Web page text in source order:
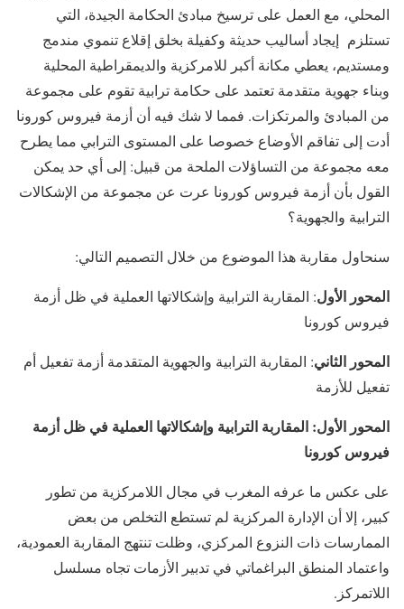
المحلي، مع العمل على ترسيخ مبادئ الحكامة الجيدة، التي
تستلزم إيجاد أساليب حديثة وكفيلة بخلق إقلاع تنموي مندمج
ومستديم، يعطي مكانة أكبر للامركزية والديمقراطية المحلية
وبناء جهوية متقدمة تعتمد على حكامة ترابية تقوم على مجموعة
من المبادئ والمرتكزات. فمما لا شك فيه أن أزمة فيروس كورونا
أدت إلى تفاقم الأوضاع خصوصا على المستوى الترابي مما يطرح
معه مجموعة من التساؤلات الملحة من قبيل: إلى أي حد يمكن
القول بأن أزمة فيروس كورونا عرت عن مجموعة من الإشكالات
الترابية والجهوية؟
سنحاول مقاربة هذا الموضوع من خلال التصميم التالي:
المحور الأول: المقاربة الترابية وإشكالاتها العملية في ظل أزمة
فيروس كورونا
المحور الثاني: المقاربة الترابية والجهوية المتقدمة أزمة تفعيل أم
تفعيل للأزمة
المحور الأول: المقاربة الترابية وإشكالاتها العملية في ظل أزمة
فيروس كورونا
على عكس ما عرفه المغرب في مجال اللامركزية من تطور
كبير، إلا أن الإدارة المركزية لم تستطع التخلص من بعض
الممارسات ذات النزوع المركزي، وظلت تنتهج المقاربة العمودية،
واعتماد المنطق البراغماتي في تدبير الأزمات تجاه مسلسل
اللاتمركز.